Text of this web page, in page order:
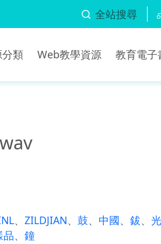
全站搜尋
類 Web教學資源 教育電子
、 ZILDJIAN、 鼓、 中國、 鈸、
品、 鐘